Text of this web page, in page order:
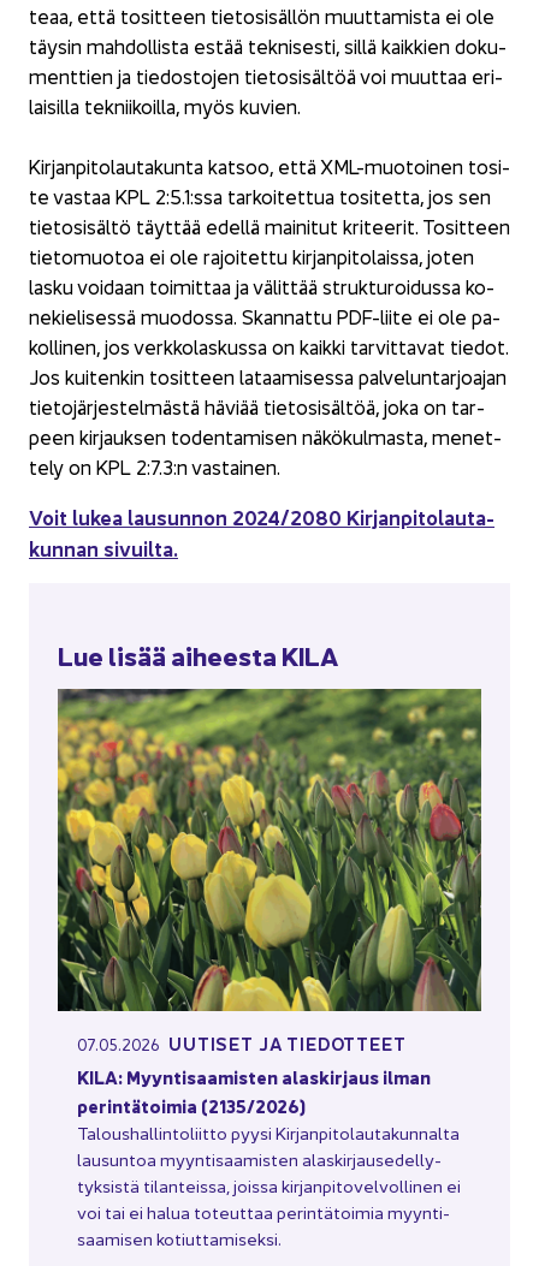
te­aa, että to­sit­teen tie­to­si­säl­lön muut­ta­mis­ta ei ole
täy­sin mah­dol­lis­ta estää tek­ni­ses­ti, sillä kaik­kien do­ku­
ment­tien ja tie­dos­to­jen tie­to­si­säl­töä voi muut­taa eri­
lai­sil­la tek­nii­koil­la, myös ku­vien.
Kir­jan­pi­to­lau­ta­kun­ta kat­soo, että XML-​muotoinen to­si­
te vas­taa KPL 2:5.1:ssa tar­koi­tet­tua to­si­tet­ta, jos sen
tie­to­si­säl­tö täyt­tää edel­lä mai­ni­tut kri­tee­rit. To­sit­teen
tie­to­muo­toa ei ole ra­joi­tet­tu kir­jan­pi­to­lais­sa, joten
lasku voi­daan toi­mit­taa ja vä­lit­tää struk­tu­roi­dus­sa ko­
ne­kie­li­ses­sä muo­dos­sa. Skan­nat­tu PDF-​liite ei ole pa­
kol­li­nen, jos verk­ko­las­kus­sa on kaik­ki tar­vit­ta­vat tie­dot.
Jos kui­ten­kin to­sit­teen la­taa­mi­ses­sa pal­ve­lun­tar­joa­jan
tie­to­jär­jes­tel­mäs­tä hä­vi­ää tie­to­si­säl­töä, joka on tar­
peen kir­jauk­sen to­den­ta­mi­sen nä­kö­kul­mas­ta, me­net­
te­ly on KPL 2:7.3:n vas­tai­nen.
Voit lukea lausun­non 2024/2080 Kir­jan­pi­to­lau­ta­
kun­nan si­vuil­ta.
Lue lisää ai­hees­ta KILA
07.05.2026 UU­TI­SET JA TIE­DOT­TEET
KILA: Myyn­ti­saa­mis­ten alas­kir­jaus ilman
pe­rin­tä­toi­mia (2135/2026)
Ta­lous­hal­lin­to­liit­to pyysi Kir­jan­pi­to­lau­ta­kun­nal­ta
lausun­toa myyn­ti­saa­mis­ten alas­kir­jause­del­ly­
tyk­sis­tä ti­lan­teis­sa, jois­sa kir­jan­pi­to­vel­vol­li­nen ei
voi tai ei halua to­teut­taa pe­rin­tä­toi­mia myyn­ti­
saa­mi­sen ko­tiut­ta­mi­sek­si.